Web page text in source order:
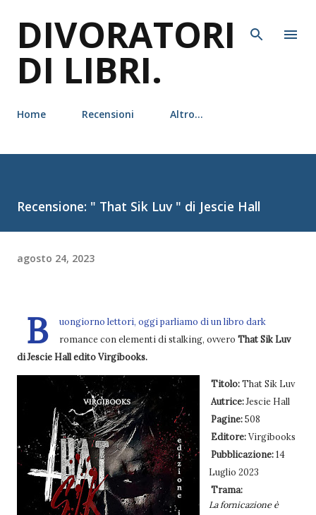
DIVORATORI
DI LIBRI.
Home Recensioni Altro…
Recensione: " That Sik Luv " di Jescie Hall
agosto 24, 2023
B
uongiorno lettori, oggi parliamo di un libro dark
romance con elementi di stalking, ovvero That Sik Luv
di Jescie Hall edito Virgibooks.
Titolo:That Sik Luv
Autrice:Jescie Hall
Pagine:508
Editore:Virgibooks
Pubblicazione:14
Luglio 2023
Trama:
La fornicazione è